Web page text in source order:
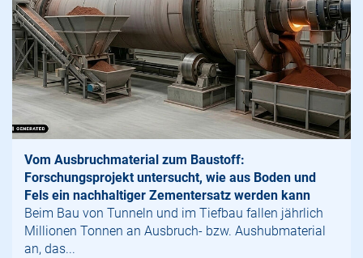
Vom Ausbruchmaterial zum Baustoff:
Forschungsprojekt untersucht, wie aus Boden und
Fels ein nachhaltiger Zementersatz werden kann
Beim Bau von Tunneln und im Tiefbau fallen jährlich
Millionen Tonnen an Ausbruch- bzw. Aushubmaterial
an, das...